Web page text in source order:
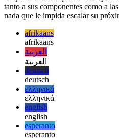
Envolver
Ha visto cómo usar la importación
simplemente cualquier dato bajo
tanto a sus componentes como a
nada que le impida escalar su
afrikaans
afrikaans
العربية
العربية
deutsch
deutsch
ελληνικά